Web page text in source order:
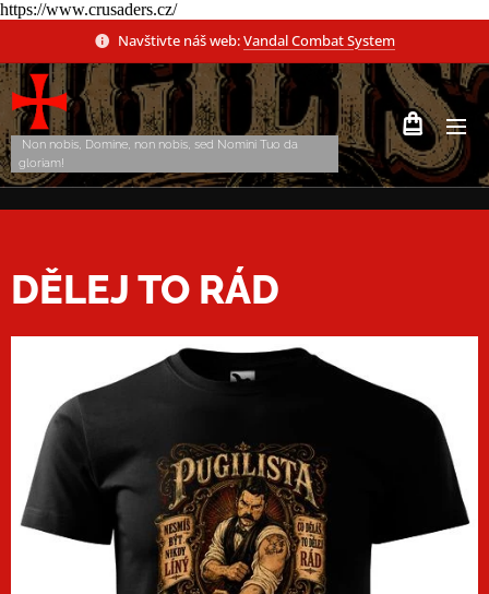
https://www.crusaders.cz/
Navštivte náš web:Vandal Combat System
Non nobis, Domine, non nobis, sed Nomini Tuo da
gloriam!
DĚLEJ TO RÁD